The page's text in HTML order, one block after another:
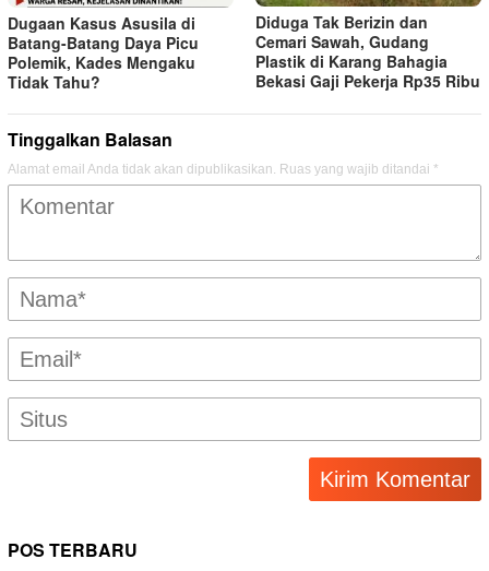
Dugaan Kasus Asusila di
Batang-Batang Daya Picu
Polemik, Kades Mengaku
Tidak Tahu?
Diduga Tak Berizin dan
Cemari Sawah, Gudang
Plastik di Karang Bahagia
Bekasi Gaji Pekerja Rp35 Ribu
Tinggalkan Balasan
Alamat email Anda tidak akan dipublikasikan. Ruas yang wajib ditandai *
POS TERBARU